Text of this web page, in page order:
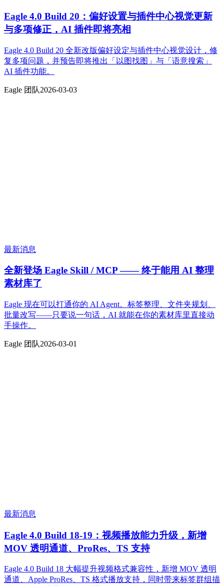
Eagle 4.0 Build 20：偏好设置与插件中心视觉更新
与多项修正，AI 插件即将亮相
Eagle 4.0 Build 20 全新改版偏好设定与插件中心视觉设计，修
复多项问题，并预告即将推出「以图找图」与「语意搜索」
AI 插件功能。
Eagle 团队2026-03-03
最新消息
全新登场 Eagle Skill / MCP —— 终于能用 AI 整理
素材库了
Eagle 现在可以打通你的 AI Agent。标签整理、文件夹规划、
批量改写——只要说一句话，AI 就能在你的素材库里直接动
手操作。
Eagle 团队2026-03-01
最新消息
Eagle 4.0 Build 18-19：视频播放能力升级，新增
MOV 透明通道、ProRes、TS 支持
Eagle 4.0 Build 18 大幅提升视频格式兼容性，新增 MOV 透明
通道、Apple ProRes、TS 格式播放支持，同时带来标签群组描